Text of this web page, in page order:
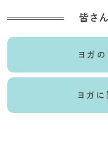
皆さ
ヨガ
ヨガ